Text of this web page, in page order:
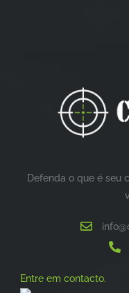
Defenda o que é seu
Entre em contacto.